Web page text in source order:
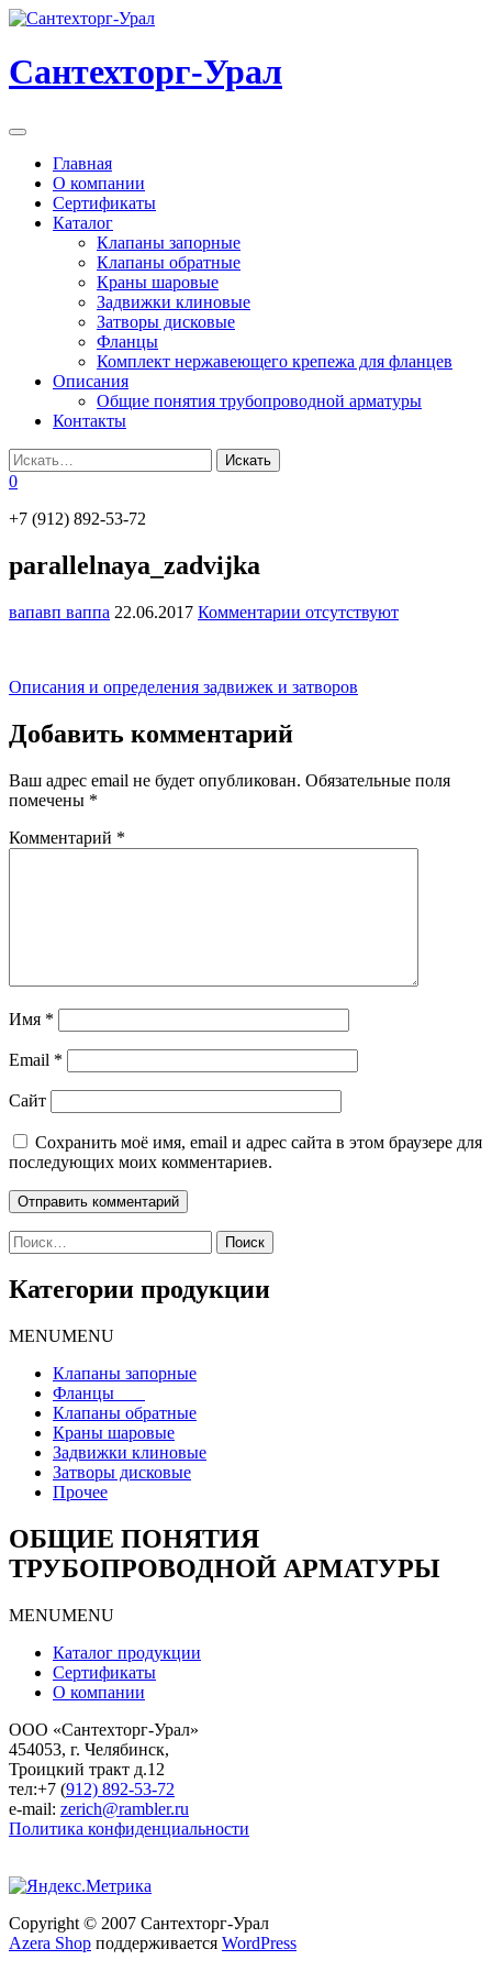
Перейти
содержанию
Сантехторг-Урал
Мобильная
навигацияГлавная
О компании
Сертификаты
Каталог
Клапаны запорные
Клапаны обратные
Краны шаровые
Задвижки клиновые
Затворы дисковые
Фланцы
Комплект нержавеющего крепежа для фланцев
Описания
Общие понятия трубопроводной арматуры
Контакты
0
+7 (912) 892-53-72
parallelnaya_zadvijka
вапавп ваппа 22.06.2017 Комментарии отсутствуют
Навигация
по
записям
Описания и определения задвижек и затворов
Добавить комментарий
Ваш адрес email не будет опубликован. Обязательные поля
помечены *
Комментарий *
Имя *
Email *
Сайт
Сохранить моё имя, email и адрес сайта в этом браузере для
последующих моих комментариев.
Найти:
Категории продукции
MENUMENU
Клапаны запорные
Клапаны обратные
Краны шаровые
Задвижки клиновые
Затворы дисковые
Прочее
ОБЩИЕ ПОНЯТИЯ
ТРУБОПРОВОДНОЙ АРМАТУРЫ
MENUMENU
Каталог продукции
Сертификаты
О компании
ООО «Сантехторг-Урал»
454053, г. Челябинск,
Троицкий тракт д.12
тел:+7 (912) 892-53-72
e-mail: zerich@rambler.ru
Политика конфиденциальности
Copyright © 2007 Сантехторг-Урал
Другорядное
Azera Shop поддерживается WordPress